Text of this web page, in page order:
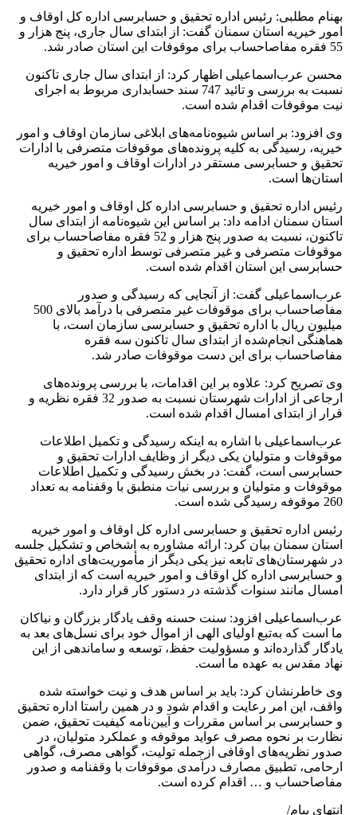
رئیس اداره تحقیق و حسابرسی اداره کل اوقاف و
استان سمنان گفت: از ابتدای سال جاری، پنج هزار و
اظهار کرد: از ابتدای سال جاری تاکنون
نسبت به بررسی و تائید 747 سند حسابداری مربوط به اجرای
اقدام شده است.
بر اساس شیوه‌نامه‌های ابلاغی سازمان اوقاف و امور
به کلیه پرونده‌های موقوفات متصرفی با ادارات
حسابرسی مستقر در ادارات اوقاف و امور خیریه
است.
تحقیق و حسابرسی اداره کل اوقاف و امور خیریه
ادامه داد: بر اساس این شیوه‌نامه از ابتدای سال
تاکنون، نسبت به صدور پنج هزار و 52 فقره مفاصاحساب برای
متصرفی و غیر متصرفی توسط اداره تحقیق و
این استان اقدام شده است.
گفت: از آنجایی که رسیدگی و صدور
مفاصاحساب برای موقوفات غیر متصرفی با درآمد بالای 500
با اداره تحقیق و حسابرسی سازمان است، با
انجام‌شده از ابتدای سال تاکنون سه فقره
برای این دست موقوفات صادر شد.
کرد: علاوه بر این اقدامات، با بررسی پرونده‌های
ارجاعی از ادارات شهرستان نسبت به صدور 32 فقره نظریه و
امسال اقدام شده است.
با اشاره به اینکه رسیدگی و تکمیل اطلاعات
و متولیان یکی دیگر از وظایف ادارات تحقیق و
است، گفت: در بخش رسیدگی و تکمیل اطلاعات
و متولیان و بررسی نیات منطبق با وقفنامه به تعداد
تحقیق و حسابرسی اداره کل اوقاف و امور خیریه
بیان کرد: ارائه مشاوره به اشخاص و تشکیل جلسه
تابعه نیز یکی دیگر از مأموریت‌های اداره تحقیق
اداره کل اوقاف و امور خیریه است که از ابتدای
سنوات گذشته در دستور کار قرار دارد.
افزود: سنت حسنه وقف یادگار بزرگان و نیاکان
به‌تبع اولیای الهی از اموال خود برای نسل‌های بعد به
و مسؤولیت حفظ، توسعه و ساماندهی از این
به عهده ما است.
کرد: باید بر اساس هدف و نیت خواسته شده
امر رعایت و اقدام شود و در همین راستا اداره تحقیق
بر اساس مقررات و آیین‌نامه کیفیت تحقیق، ضمن
نحوه مصرف عواید موقوفه و عملکرد متولیان، در
اوقافی ازجمله تولیت، گواهی مصرف، گواهی
تطبیق مصارف درآمدی موقوفات با وقفنامه و صدور
و … اقدام کرده است.